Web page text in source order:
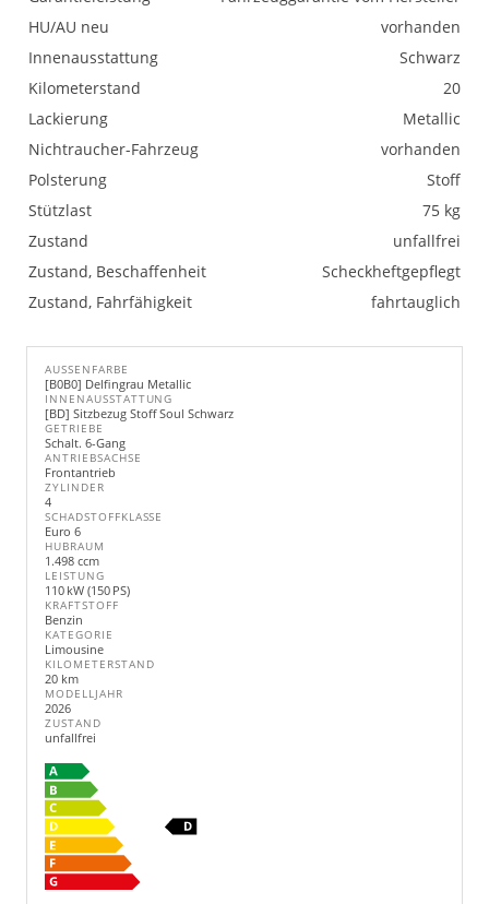
HU/AU neu
vorhanden
Innenausstattung
Schwarz
Kilometerstand
20
Lackierung
Metallic
Nichtraucher-Fahrzeug
vorhanden
Polsterung
Stoff
Stützlast
75 kg
Zustand
unfallfrei
Zustand, Beschaffenheit
Scheckheftgepflegt
Zustand, Fahrfähigkeit
fahrtauglich
AUSSENFARBE
[B0B0] Delfingrau Metallic
INNENAUSSTATTUNG
[BD] Sitzbezug Stoff Soul Schwarz
GETRIEBE
Schalt. 6-Gang
ANTRIEBSACHSE
Frontantrieb
ZYLINDER
4
SCHADSTOFFKLASSE
Euro 6
HUBRAUM
1.498 ccm
LEISTUNG
110 kW (150 PS)
KRAFTSTOFF
Benzin
KATEGORIE
Limousine
KILOMETERSTAND
20 km
MODELLJAHR
2026
ZUSTAND
unfallfrei